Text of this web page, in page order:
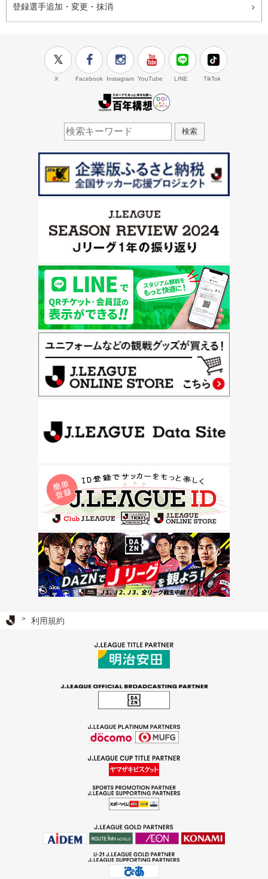
登録選手追加・変更・抹消
X Facebook Instagram YouTube LINE TikTok
検索
Ｊリーグ TOP
利用規約